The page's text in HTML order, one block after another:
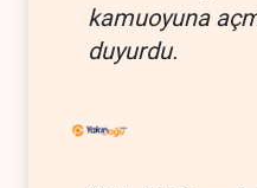
kamuoyuna
duyurdu.